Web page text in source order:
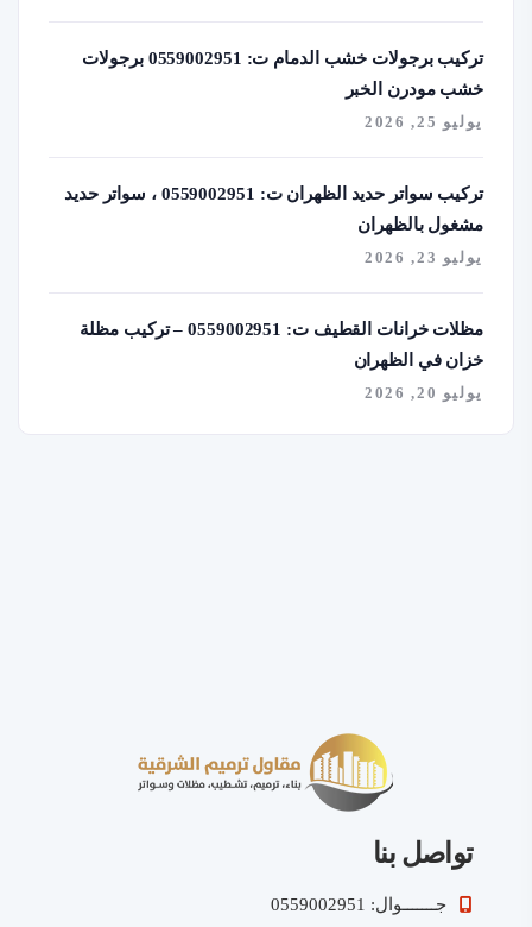
تركيب برجولات خشب الدمام ت: 0559002951 برجولات
خشب مودرن الخبر
يوليو 25, 2026
تركيب سواتر حديد الظهران ت: 0559002951 ، سواتر حديد
مشغول بالظهران
يوليو 23, 2026
مظلات خرانات القطيف ت: 0559002951 – تركيب مظلة
خزان في الظهران
يوليو 20, 2026
تواصل بنا
جـــــــوال: 0559002951